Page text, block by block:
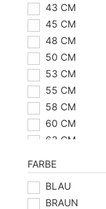
43 CM
45 CM
48 CM
50 CM
53 CM
55 CM
58 CM
60 CM
63 CM
FARBE
BLAU
BRAUN